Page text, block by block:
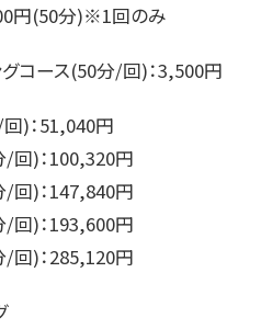
円(50分)※1回のみ
ース(50分/回)：3,500円
51,040円
：100,320円
：147,840円
：193,600円
：285,120円